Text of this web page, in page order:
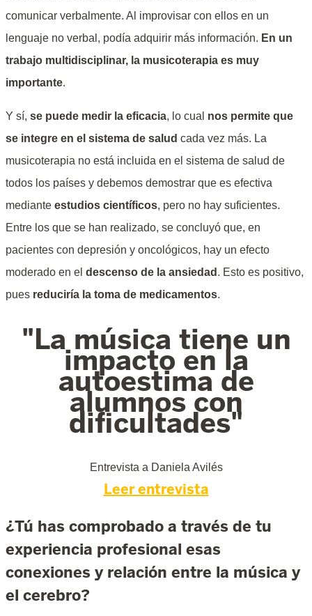
comunicar verbalmente. Al improvisar con ellos en un
lenguaje no verbal, podía adquirir más información. En un
trabajo multidisciplinar, la musicoterapia es muy
importante.
Y sí, se puede medir la eficacia, lo cual nos permite que
se integre en el sistema de salud cada vez más. La
musicoterapia no está incluida en el sistema de salud de
todos los países y debemos demostrar que es efectiva
mediante estudios científicos, pero no hay suficientes.
Entre los que se han realizado, se concluyó que, en
pacientes con depresión y oncológicos, hay un efecto
moderado en el descenso de la ansiedad . Esto es positivo,
pues reduciría la toma de medicamentos.
"La música tiene un
impacto en la
autoestima de
alumnos con
dificultades"
Entrevista a Daniela Avilés
Leer entrevista
¿Tú has comprobado a través de tu
experiencia profesional esas
conexiones y relación entre la música y
el cerebro?